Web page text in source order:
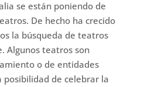
se están poniendo de
De hecho ha crecido
la búsqueda de teatros
Algunos teatros son
o de entidades
posibilidad de celebrar la